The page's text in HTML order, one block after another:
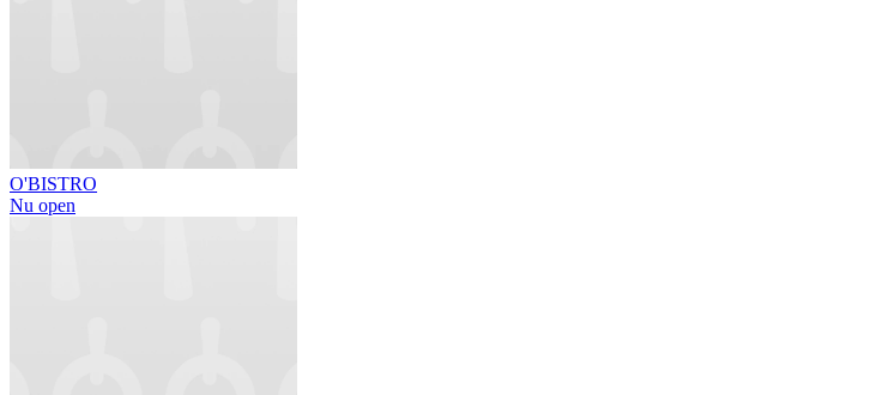
O'BISTRO
Nu open